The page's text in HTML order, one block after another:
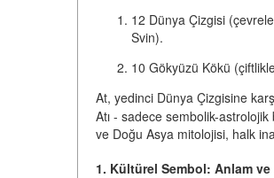
12 Dünya Çizgisi
Svin).
10 Gökyüzü Kökü
At, yedinci Dünya Çizgisine
Atı - sadece sembolik-astrolojik
ve Doğu Asya mitolojisi, halk
1. Kültürel Sembol: Anlam